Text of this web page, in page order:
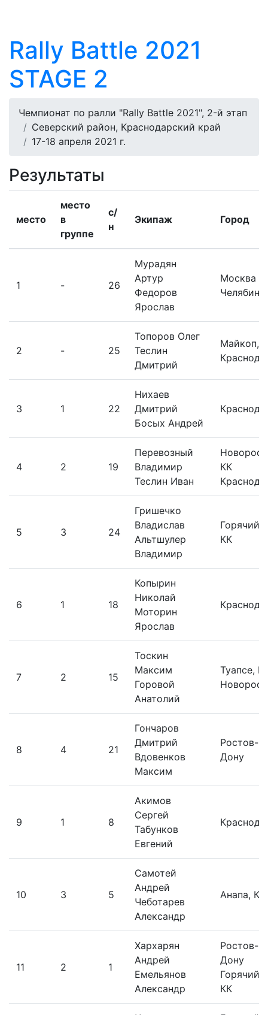
Rally Battle 2021
STAGE 2
Чемпионат по ралли "Rally Battle 2021", 2-й этап
Северский район, Краснодарский край
17-18 апреля 2021 г.
Результаты
место
место
в
группе
с/
н
Экипаж Город
1 - 26
Мурадян
Артур
Федоров
Ярослав
Москва
2 - 25
Топоров Олег
Теслин
Дмитрий
Майкоп,
3 1 22
Нихаев
Дмитрий
Босых Андрей
4 2 19
Перевозный
Владимир
Теслин Иван
КК
5 3 24
Гришечко
Владислав
Альтшулер
Владимир
Горячий
КК
6 1 18
Копырин
Николай
Моторин
Ярослав
7 2 15
Тоскин
Максим
Горовой
Анатолий
Туапсе,
8 4 21
Гончаров
Дмитрий
Вдовенков
Максим
Ростов-
Дону
9 1 8
Акимов
Сергей
Табунков
Евгений
10 3 5
Самотей
Андрей
Чеботарев
Александр
Анапа, КК
11 2 1
Хархарян
Андрей
Емельянов
Александр
Ростов-
Дону
Горячий
КК